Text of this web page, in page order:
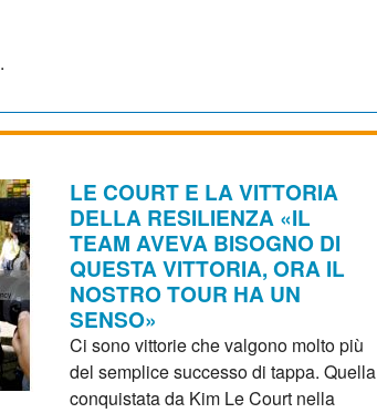
.
LE COURT E LA VITTORIA
DELLA RESILIENZA «IL
TEAM AVEVA BISOGNO DI
QUESTA VITTORIA, ORA IL
NOSTRO TOUR HA UN
SENSO»
Ci sono vittorie che valgono molto più
del semplice successo di tappa. Quella
conquistata da Kim Le Court nella